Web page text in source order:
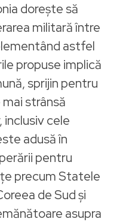
dorește să
militară între
astfel
propuse implică
sprijin pentru
mai strânsă
cele
adusă în
pentru
precum Statele
de Sud și
asupra